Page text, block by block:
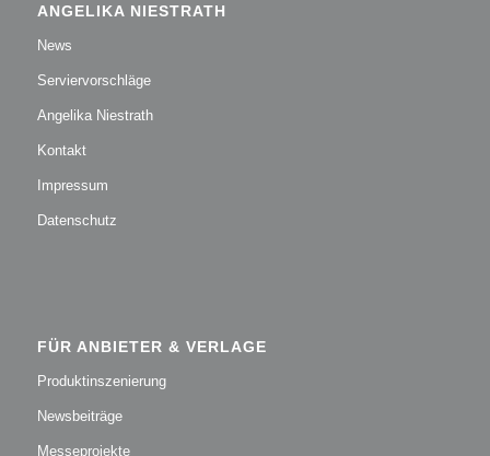
ANGELIKA NIESTRATH
News
Serviervorschläge
Angelika Niestrath
Kontakt
Impressum
Datenschutz
FÜR ANBIETER & VERLAGE
Produktinszenierung
Newsbeiträge
Messeprojekte